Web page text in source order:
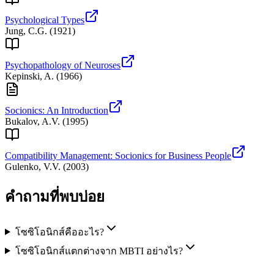
Psychological Types
Jung, C.G. (1921)
Psychopathology of Neuroses
Kepinski, A. (1966)
Socionics: An Introduction
Bukalov, A.V. (1995)
Compatibility Management: Socionics for Business People
Gulenko, V.V. (2003)
คำถามที่พบบ่อย
โซซิโอนิกส์คืออะไร?
โซซิโอนิกส์แตกต่างจาก MBTI อย่างไร?